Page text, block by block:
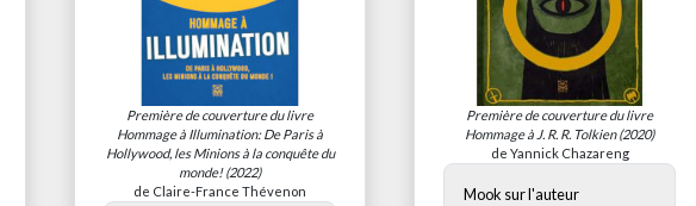
Première de couverture du livre
Hommage à Illumination: De Paris à
Hollywood, les Minions à la conquête du
monde!(2022)
de Claire-France Thévenon
Première de couverture du livre
Hommage à J. R. R. Tolkien(2020)
de Yannick Chazareng
Mook sur l'auteur